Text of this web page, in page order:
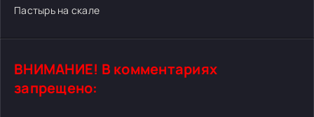
Пастырь на скале
ВНИМАНИЕ! В комментариях
запрещено: